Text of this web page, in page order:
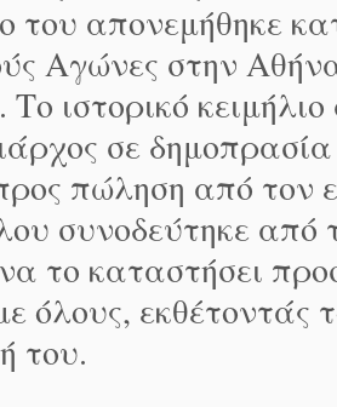
του απονεμήθηκε
Αγώνες στην
ιστορικό
σε
πώληση από
συνοδεύτηκε από
το καταστήσει
όλους,
του.